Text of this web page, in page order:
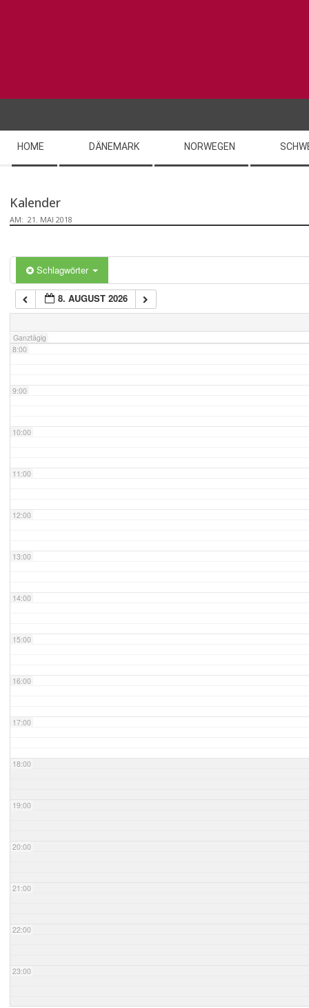
Navigation
Menu
HOME DÄNEMARK NORWEGEN
Kalender
AM: 21. MAI 2018
Schlagwörter
8. AUGUST 2026
Ganztägig
2:00
3:00
5:00
7:00
8:00
9:00
10:00
11:00
12:00
13:00
14:00
15:00
16:00
17:00
18:00
19:00
20:00
21:00
22:00
23:00